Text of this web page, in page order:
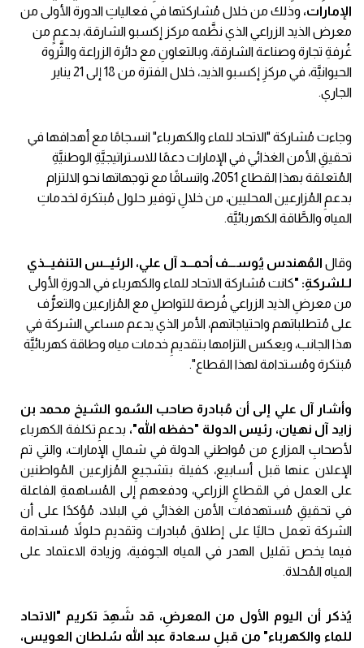
الإمارات، وذلك من خلال مُشاركتها في فعالياتِ الدورةالأولى من
معرض الذيد الزراعي الذي نظَّمه مركز إكسبو الشارقة، بدعمٍ من
غُرفةِ تجارة وصناعة الشارقة، وبالتعاونِ مع دائرة الزراعة والثَّروة
الحيوانيَّة، في مركزِ إكسبو الذيد، خلال الفترة من 18 إلى 21 يناير
الجاري.
وجاءت مُشاركة "الاتحاد للماء والكهرباء" انسجامًا مع أهدافها في
تحقيقِ الأمن الغذائي في الإمارات دعمًا للاستراتيجيَّةِ الوطنيَّةِ
المُتعلقة بهذا القطاع 2051، واتساقًا مع توجهاتها نحو الالتزام
بدعمِ المُزارعين المحليين، من خلالِ توفير حلول مُبتكرة لخدماتِ
المياه والطَّاقة الكهربائيَّة.
وقال المُهندس يُوســـف أحمـــد آل علي، الرئيـــس التنفيـــذي
لـلشركةِ: "كانت مُشاركة الاتحاد للماء والكهرباء في الدورةِ الأولى
من معرضِ الذيد الزراعي فُرصة للتواصلِ مع المُزارعين والتعرُّف
على مُتطلباتهم واحتياجاتهم، الأمر الذي يدعم مساعي الشركة في
هذا الجانب، ويعكس التزامها بتقديمِ خدمات مياه وطاقة كهربائيَّة
مُبتكرة ومُستدامة لهذا القطاع".
وأشار آل علي إلى أن مُبادرة صاحب السُمو الشيخ محمد بن
زايد آل نهيان، رئيس الدولة "حفظه الله"، بدعمِ تكلفة الكهرباء
لأصحابِ المزارع من مُواطني الدولة في شمالِ الإمارات، والتي تم
الإعلان عنها قبل أسابيع، كفيلة بتشجيعِ المُزارعين المُواطنين
على العمل في القطاعِ الزراعي، ودفعهم إلى المُساهمةِ الفاعلة
في تحقيقِ مُستهدفات الأمن الغذائي في البلاد، مُؤكدًا على أن
الشركة تعمل حاليًا على إطلاق مُبادرات وتقديم حلولاً مُستدامة
فيما يخص تقليل الهدر في المياه الجوفية، وزيادة الاعتماد على
المياه المُحلاة.
يُذكر أن اليوم الأول من المعرضِ، قد شَهِدَ تكريم "الاتحاد
للماء والكهرباء" من قبلِ سعادة عبد الله سُلطان العويس،